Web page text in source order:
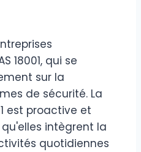
18001, qui se
sur la
de sécurité. La
est proactive et
intègrent la
quotidiennes